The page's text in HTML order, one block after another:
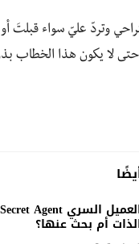
وتردّ عليّ سواء قبلتَ
حتى لا يكون هذا الخطاب
أم بحث عنها؟